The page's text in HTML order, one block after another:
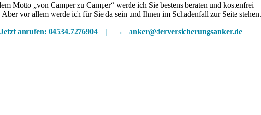
Motto „von Camper zu Camper“ werde ich Sie bestens beraten und kostenfrei
Aber vor allem werde ich für Sie da sein und Ihnen im Schadenfall zur Seite stehen.
anrufen: 04534.7276904 | → anker@derversicherungsanker.de